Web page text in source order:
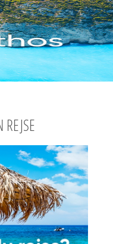
REJSE